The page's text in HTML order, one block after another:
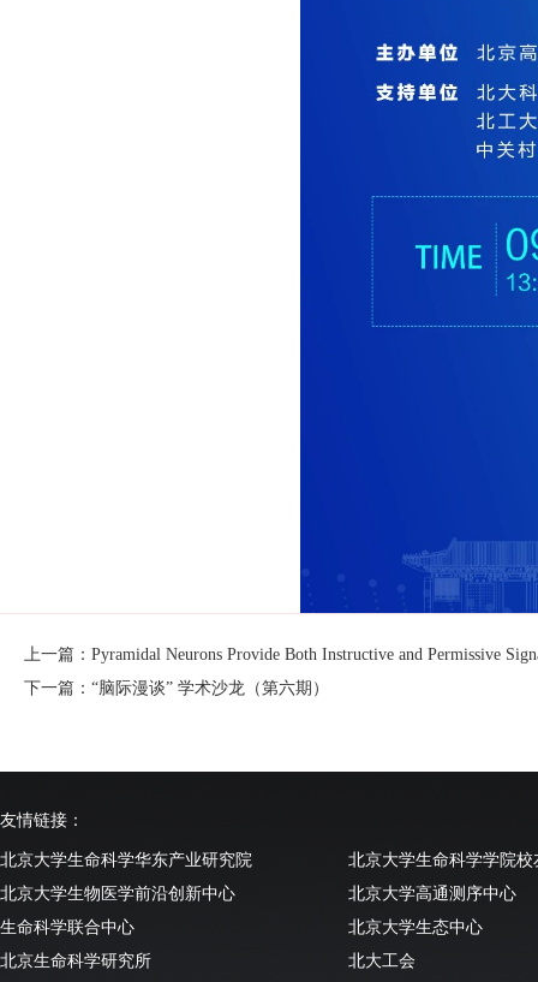
上一篇：Pyramidal Neurons Provide Both Instructive and Permissive
下一篇：“脑际漫谈” 学术沙龙（第六期）
友情链接：
北京大学生命科学华东产业研究院
北京大学生命科学学院校
北京大学生物医学前沿创新中心
北京大学高通测序中心
生命科学联合中心
北京大学生态中心
北京生命科学研究所
北大工会